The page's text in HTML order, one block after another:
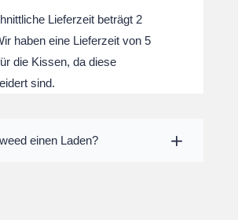
Lieferzeit beträgt 2
haben eine Lieferzeit von 5
die Kissen, da diese
sind.
einen Laden?